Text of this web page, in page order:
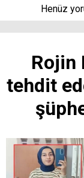
Henüz
Rojin
tehdit